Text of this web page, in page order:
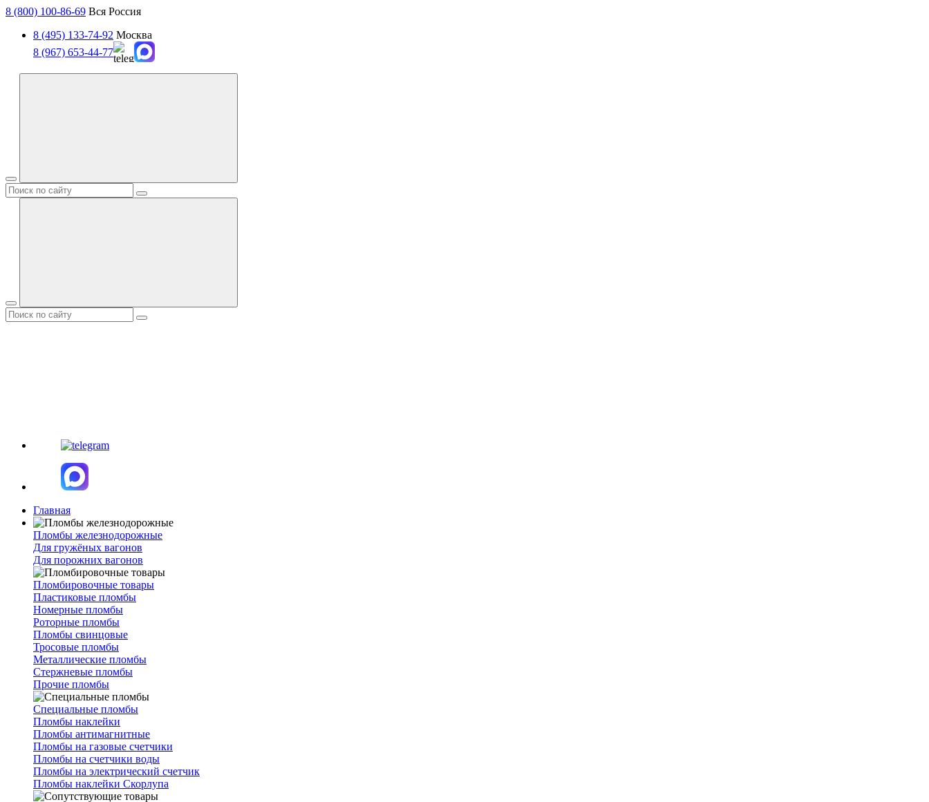
8 (800) 100-86-69 Вся Россия
8 (495) 133-74-92 Москва
8 (967) 653-44-77
Главная
Пломбы железнодорожные
Для гружёных вагонов
Для порожних вагонов
Пломбировочные товары
Пластиковые пломбы
Номерные пломбы
Роторные пломбы
Пломбы свинцовые
Тросовые пломбы
Металлические пломбы
Стержневые пломбы
Прочие пломбы
Специальные пломбы
Пломбы наклейки
Пломбы антимагнитные
Пломбы на газовые счетчики
Пломбы на счетчики воды
Пломбы на электрический счетчик
Пломбы наклейки Скорлупа